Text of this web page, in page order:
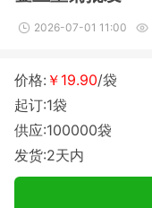
2026-07-01 11:00
价格: ￥19.90/袋
起订:1袋
供应:100000袋
发货:2天内